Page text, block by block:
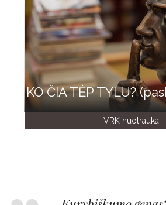
KO ČIA TĖP TYLU?
VRK nuotrauka